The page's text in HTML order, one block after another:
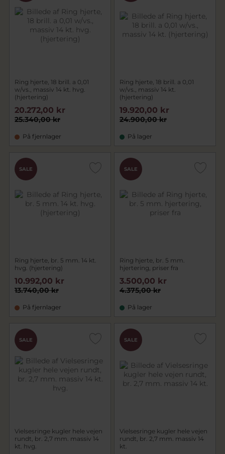
Ring hjerte, 18 brill. a 0,01
w/vs., massiv 14 kt. hvg.
(hjertering)
25.340,00 kr
20.272,00 kr
På fjernlager
Ring hjerte, 18 brill. a 0,01
w/vs., massiv 14 kt.
(hjertering)
24.900,00 kr
19.920,00 kr
På lager
SALE
Ring hjerte, br. 5 mm. 14 kt.
hvg. (hjertering)
13.740,00 kr
10.992,00 kr
På fjernlager
SALE
Ring hjerte, br. 5 mm.
hjertering, priser fra
4.375,00 kr
3.500,00 kr
På lager
SALE
Vielsesringe kugler hele vejen
rundt, br. 2,7 mm. massiv 14
kt. hvg.
SALE
Vielsesringe kugler hele vejen
rundt, br. 2,7 mm. massiv 14
kt.